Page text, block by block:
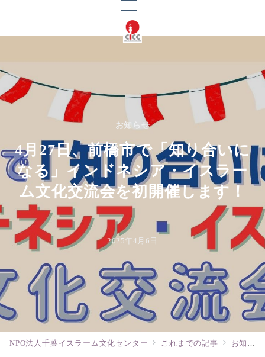
— お知らせ —
4月27日、前橋市で「知り合いに
なる」インドネシア・イスラー
ム文化交流会を初開催します！
2025年4月6日
NPO法人千葉イスラーム文化センター これまでの記事 お知らせ